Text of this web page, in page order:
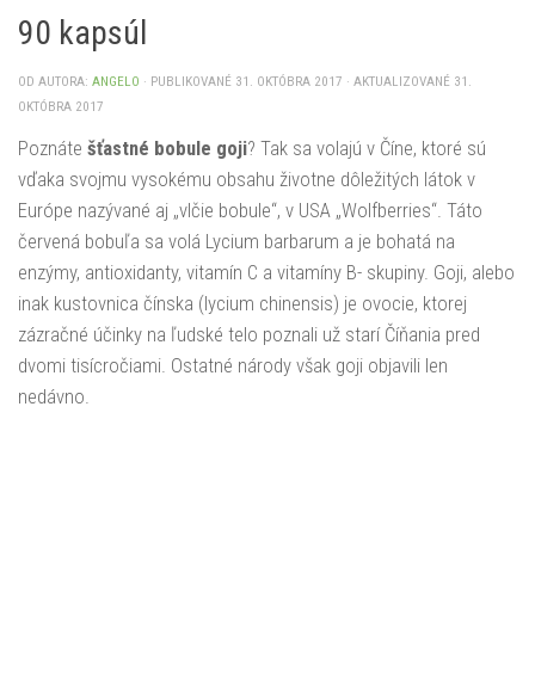
90 kapsúl
OD AUTORA: ANGELO · PUBLIKOVANÉ 31. OKTÓBRA 2017 · AKTUALIZOVANÉ 31.
OKTÓBRA 2017
Poznáte šťastné bobule goji? Tak sa volajú v Číne, ktoré sú
vďaka svojmu vysokému obsahu životne dôležitých látok v
Európe nazývané aj „vlčie bobule“, v USA „Wolfberries“. Táto
červená bobuľa sa volá Lycium barbarum a je bohatá na
enzýmy, antioxidanty, vitamín C a vitamíny B- skupiny. Goji, alebo
inak kustovnica čínska (lycium chinensis) je ovocie, ktorej
zázračné účinky na ľudské telo poznali už starí Číňania pred
dvomi tisícročiami. Ostatné národy však goji objavili len
nedávno.